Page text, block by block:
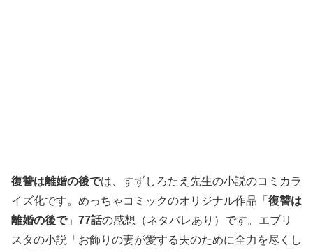
復讐は離婚の後では、すずしろたえ先生の小説のコミカラ
イズ化です。めっちゃコミックのオリジナル作品「 復讐は
離婚の後で」 77話の感想（ネタバレあり）です。エブリ
スタの小説「お飾りの妻が愛する夫のために全力を尽くし